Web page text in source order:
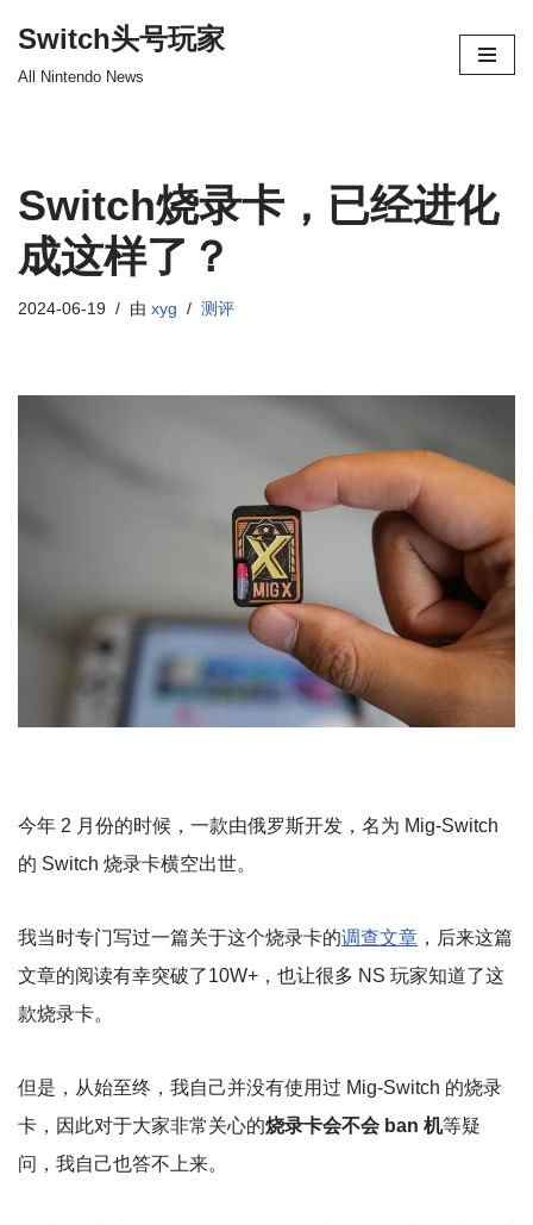
Switch头号玩家
All Nintendo News
Switch烧录卡，已经进化
成这样了？
2024-06-19 由 xyg 测评
今年 2 月份的时候，一款由俄罗斯开发，名为 Mig-Switch
的 Switch 烧录卡横空出世。
我当时专门写过一篇关于这个烧录卡的调查文章 ，后来这篇
文章的阅读有幸突破了10W+，也让很多 NS 玩家知道了这
款烧录卡。
但是，从始至终，我自己并没有使用过 Mig-Switch 的烧录
卡，因此对于大家非常关心的烧录卡会不会 ban 机等疑
问，我自己也答不上来。